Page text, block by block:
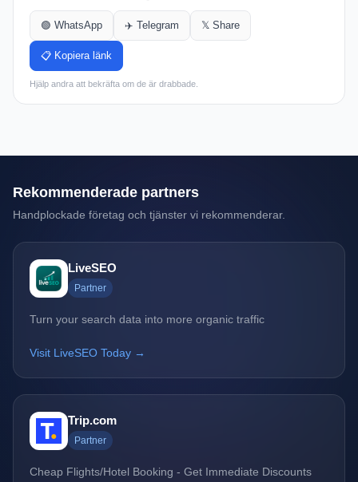
🟢 WhatsApp ✈️ Telegram 𝕏 Share
📋 Kopiera länk
Hjälp andra att bekräfta om de är drabbade.
Rekommenderade partners
Handplockade företag och tjänster vi rekommenderar.
LiveSEO
Partner
Turn your search data into more organic traffic
Visit LiveSEO Today →
Trip.com
Partner
Cheap Flights/Hotel Booking - Get Immediate Discounts